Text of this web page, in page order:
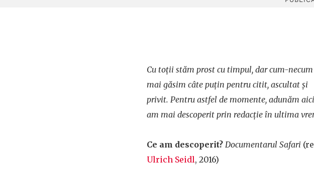
Cu toții stăm prost cu timpul, dar cum-necum
mai găsim câte puțin pentru citit, ascultat și
privit. Pentru astfel de momente, adunăm
am mai descoperit prin redacție în ultima
Ce am descoperit? Documentarul Safari
Ulrich Seidl, 2016)